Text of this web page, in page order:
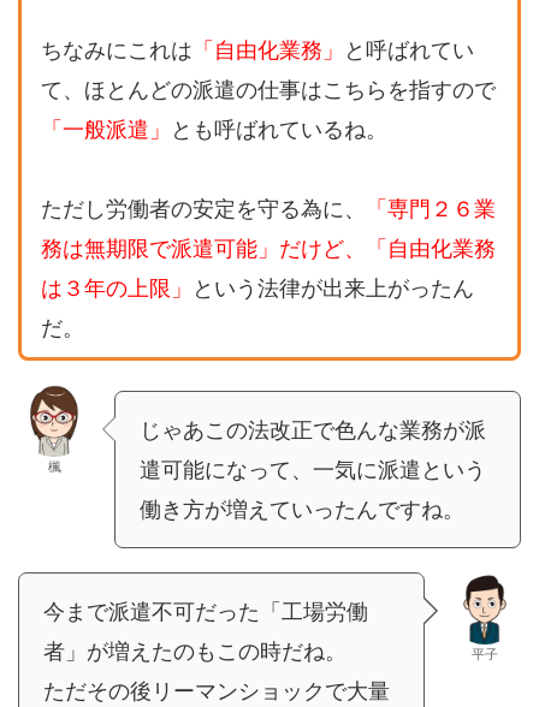
ちなみにこれは 「自由化業務」
と呼ばれてい
て、ほとんどの派遣の仕事はこちらを指すので
「一般派遣」
とも呼ばれているね。
ただし労働者の安定を守る為に、
「専門２６業
務は無期限で派遣可能」だけど、「自由化業務
は３年の上限」
という法律が出来上がったん
だ。
楓
じゃあこの法改正で色んな業務が派
遣可能になって、一気に派遣という
働き方が増えていったんですね。
今まで派遣不可だった「工場労働
者」が増えたのもこの時だね。
ただその後リーマンショックで大量
平子